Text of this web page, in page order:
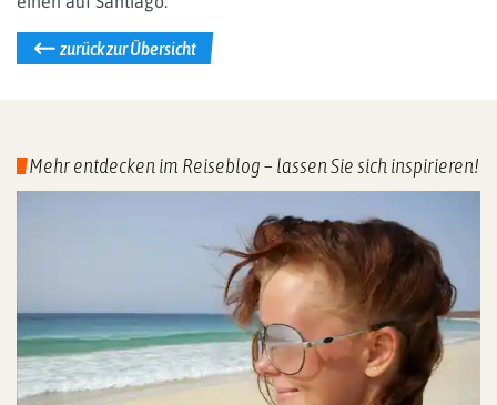
zurück zur Übersicht
Mehr entdecken im Reiseblog – lassen Sie sich inspirieren!